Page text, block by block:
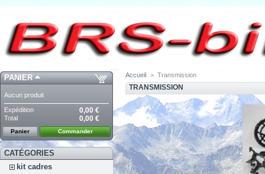
PANIER
Aucun produit
Expédition 0,00 €
Total 0,00 €
Panier Commander
CATÉGORIES
kit cadres
Accueil > Transmission
TRANSMISSION